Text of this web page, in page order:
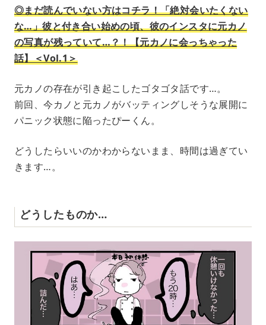
◎まだ読んでいない方はコチラ！「絶対会いたくない
な…」彼と付き合い始めの頃、彼のインスタに元カノ
の写真が残っていて…？！【元カノに会っちゃった
話】＜Vol.1＞
元カノの存在が引き起こしたゴタゴタ話です…。
前回、今カノと元カノがバッティングしそうな展開に
パニック状態に陥ったぴーくん。
どうしたらいいのかわからないまま、時間は過ぎてい
きます…。
どうしたものか…